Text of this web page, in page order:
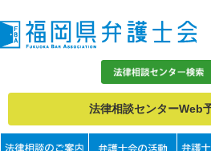
法律相談センターWeb